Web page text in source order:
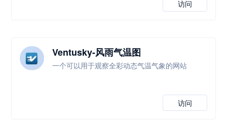
访问
Ventusky-风雨气温图
一个可以用于观察全彩动态气温气象的网站
访问